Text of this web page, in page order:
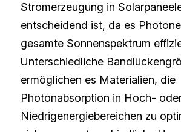
Stromerzeugung in
entscheidend ist, da es
gesamte Sonnenspektrum
Unterschiedliche
ermöglichen es Materialien, die
Photonabsorption in Hoch-
Niedrigenergiebereichen zu